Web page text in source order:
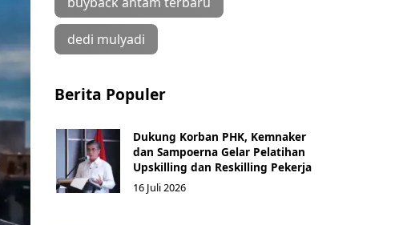
dedi mulyadi
Berita Populer
Dukung Korban PHK, Kemnaker
dan Sampoerna Gelar Pelatihan
Upskilling dan Reskilling Pekerja
16 Juli 2026